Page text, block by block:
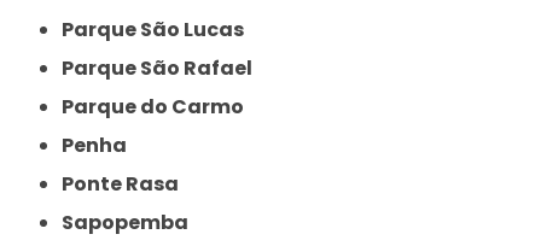
Parque São Lucas
Parque São Rafael
Parque do Carmo
Penha
Ponte Rasa
Sapopemba